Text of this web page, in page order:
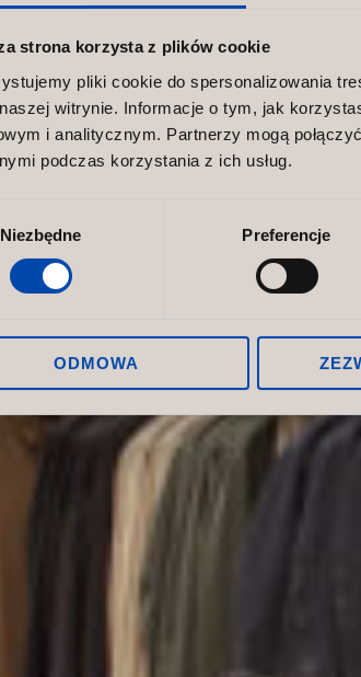
strona korzysta z plików cookie
pliki cookie do spersonalizowania
witrynie. Informacje o tym, jak
i analitycznym. Partnerzy mogą
podczas korzystania z ich usług.
Niezbędne Preferencje
ODMOWA
–
i
od Norco
sklepoweto dziś nie tylko element
wpływający na wizerunek